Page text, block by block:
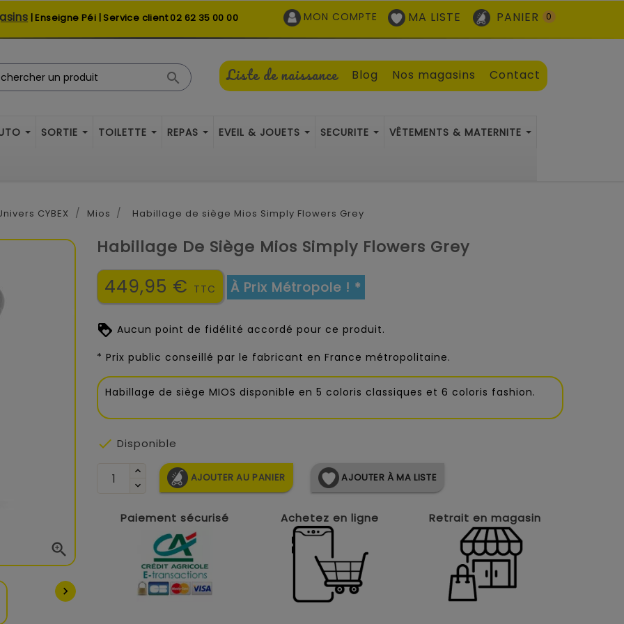
| Enseigne Péi | Service client02 62 35 00 00 MON COMPTE MA LISTE PANIER 0
Liste de naissance Blog Nos magasins Contact

SORTIE TOILETTE REPAS EVEIL & JOUETS SECURITE VÊTEMENTS & MATERNITE
CYBEX Mios Habillage de siège Mios Simply Flowers Grey


Habillage De Siège Mios Simply Flowers Grey
449,95 € TTC À Prix Métropole ! *
Aucun point de fidélité accordé pour ce produit.
* Prix public conseillé par le fabricant en France métropolitaine.
Habillage de siège MIOS disponible en 5 coloris classiques et 6 coloris fashion.
 Disponible
AJOUTER AU PANIER AJOUTER À MA LISTE
Paiement sécurisé Achetez en ligne Retrait en magasin